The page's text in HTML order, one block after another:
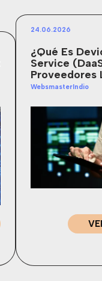
24.06.2026
¿Qué Es
Service
Proveedores
Colombia?
WebsmasterIndio